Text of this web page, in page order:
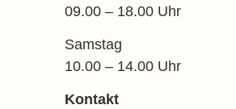
09.00 – 18.00 Uhr
Samstag
10.00 – 14.00 Uhr
Kontakt